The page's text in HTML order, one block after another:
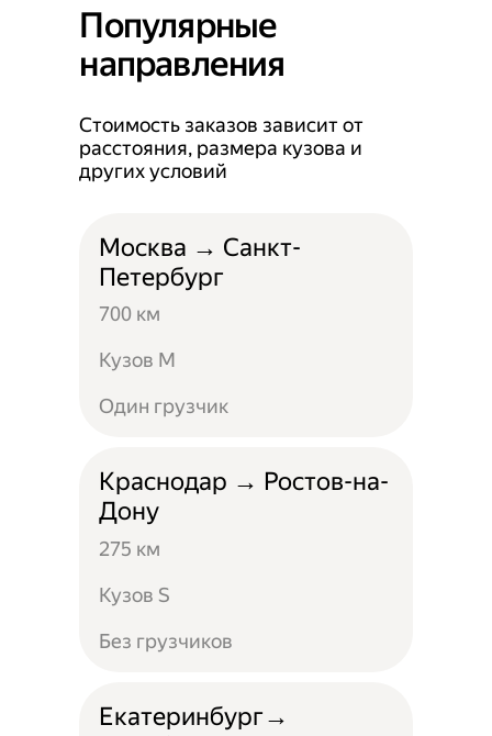
Популярные
направления
Стоимость заказов зависит от
расстояния, размера кузова и
других условий
Москва → Санкт-
Петербург
700 км
Кузов M
Один грузчик
Краснодар → Ростов-на-
Дону
275 км
Кузов S
Без грузчиков
Екатеринбург→